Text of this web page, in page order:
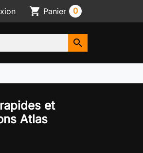
shopping_cart Panier 0
search
et
Atlas